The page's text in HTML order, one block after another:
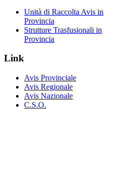
Unità di Raccolta Avis in
Provincia
Strutture Trasfusionali in
Provincia
Link
Avis Provinciale
Avis Regionale
Avis Nazionale
C.S.O.